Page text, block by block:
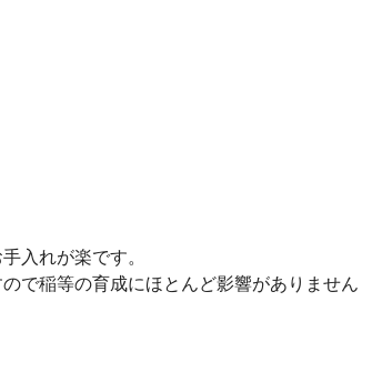
入れが楽です。
で稲等の育成にほとんど影響がありません